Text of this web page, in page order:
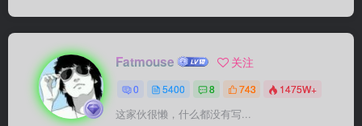
Fatmouse 关注
0 5400 8 743 1475W+
这家伙很懒，什么都没有写...